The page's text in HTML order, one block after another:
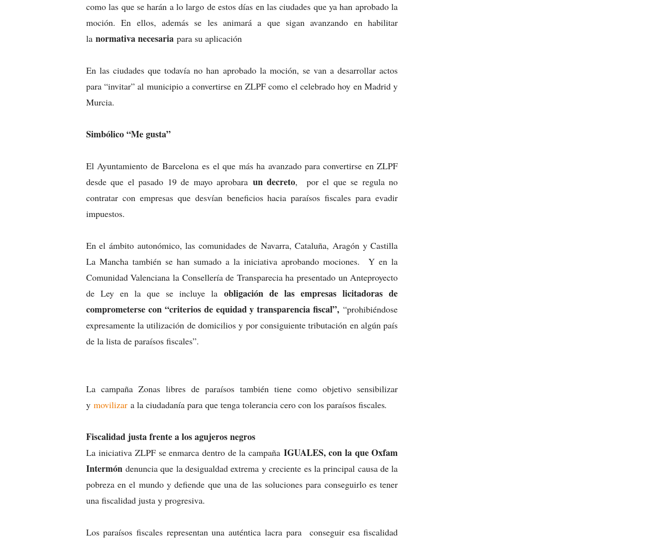
como las que se harán a lo largo de estos días en las ciudades que ya han aprobado la
moción. En ellos, además se les animará a que sigan avanzando en habilitar
la normativa necesaria para su aplicación
En las ciudades que todavía no han aprobado la moción, se van a desarrollar actos
para “invitar” al municipio a convertirse en ZLPF como el celebrado hoy en Madrid y
Murcia.
Simbólico “Me gusta”
El Ayuntamiento de Barcelona es el que más ha avanzado para convertirse en ZLPF
desde que el pasado 19 de mayo aprobara un decreto, por el que se regula no
contratar con empresas que desvían beneficios hacia paraísos fiscales para evadir
impuestos.
En el ámbito autonómico, las comunidades de Navarra, Cataluña, Aragón y Castilla
La Mancha también se han sumado a la iniciativa aprobando mociones. Y en la
Comunidad Valenciana la Consellería de Transparecia ha presentado un Anteproyecto
de Ley en la que se incluye la obligación de las empresas licitadoras de
comprometerse con “criterios de equidad y transparencia fiscal”, “prohibiéndose
expresamente la utilización de domicilios y por consiguiente tributación en algún país
de la lista de paraísos fiscales”.
La campaña Zonas libres de paraísos también tiene como objetivo sensibilizar
y movilizar a la ciudadanía para que tenga tolerancia cero con los paraísos fiscales.
Fiscalidad justa frente a los agujeros negros
La iniciativa ZLPF se enmarca dentro de la campaña IGUALES, con la que Oxfam
Intermón denuncia que la desigualdad extrema y creciente es la principal causa de la
pobreza en el mundo y defiende que una de las soluciones para conseguirlo es tener
una fiscalidad justa y progresiva.
Los paraísos fiscales representan una auténtica lacra para conseguir esa fiscalidad